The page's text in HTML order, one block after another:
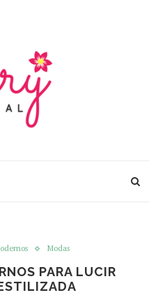
Modas
PARA LUCIR